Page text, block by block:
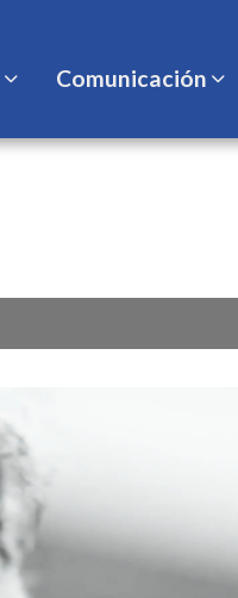
Comunicación